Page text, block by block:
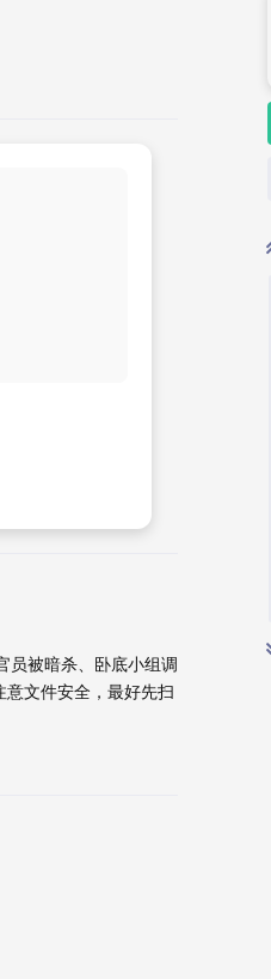
员被暗杀、卧底小组调
文件安全，最好先扫